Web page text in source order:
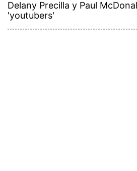
Delany Precilla y Paul
'youtubers'